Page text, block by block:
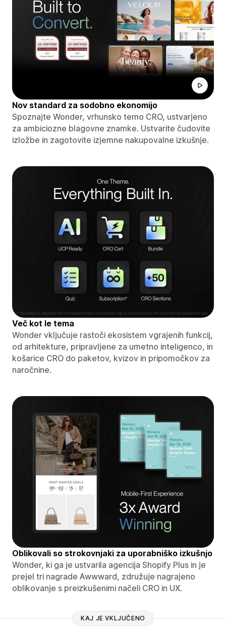
Nov standard za sodobno ekonomijo
Spoznajte Wonder, vrhunsko temo CRO, ustvarjeno
za ambiciozne blagovne znamke. Ustvarite čudovite
izložbe in zagotovite izjemne nakupovalne izkušnje.
Več kot le tema
Wonder vključuje rastoči ekosistem vgrajenih funkcij,
od arhitekture, pripravljene za umetno inteligenco, in
košarice CRO do paketov, kvizov in pripomočkov za
naročnine.
Oblikovali so strokovnjaki za uporabniško izkušnjo
Wonder, ki ga je ustvarila agencija Shopify Plus in je
prejel tri nagrade Awwward, združuje nagrajeno
oblikovanje s preizkušenimi načeli CRO in UX.
KAJ JE VKLJUČENO